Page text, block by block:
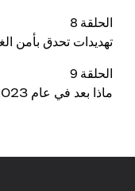
الحلقة 8
تهديدات تحدق بأمن
الحلقة 9
ماذا بعد في عام 2023؟